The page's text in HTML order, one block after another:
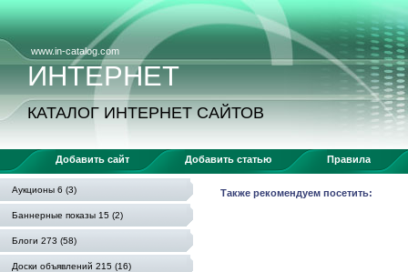
www.in-catalog.com
ИНТЕРНЕТ
КАТАЛОГ ИНТЕРНЕТ САЙТОВ
Добавить сайт Добавить статью Правила
Аукционы 6 (3)
Баннерные показы 15 (2)
Блоги 273 (58)
Доски объявлений 215 (16)
Также рекомендуем посетить: